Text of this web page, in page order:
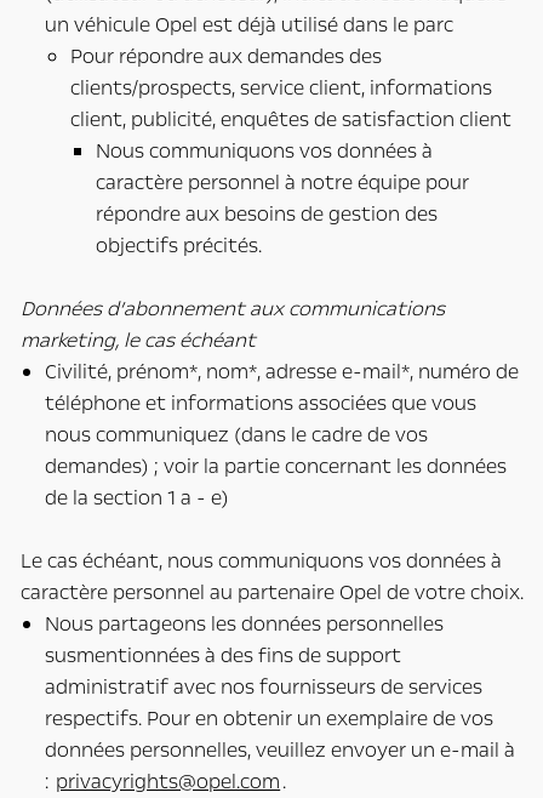
un véhicule Opel est déjà utilisé dans le parc
Pour répondre aux demandes des
clients/prospects, service client, informations
client, publicité, enquêtes de satisfaction client
Nous communiquons vos données à
caractère personnel à notre équipe pour
répondre aux besoins de gestion des
objectifs précités.
Données d’abonnement aux communications
marketing, le cas échéant
Civilité, prénom*, nom*, adresse e-mail*, numéro de
téléphone et informations associées que vous
nous communiquez (dans le cadre de vos
demandes) ; voir la partie concernant les données
de la section 1 a - e)
Le cas échéant, nous communiquons vos données à
caractère personnel au partenaire Opel de votre choix.
Nous partageons les données personnelles
susmentionnées à des fins de support
administratif avec nos fournisseurs de services
respectifs. Pour en obtenir un exemplaire de vos
données personnelles, veuillez envoyer un e-mail à
: privacyrights@opel.com.